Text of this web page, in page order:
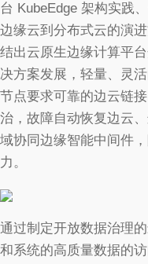
台 KubeEdge 架构实践
边缘云到分布式云的演
结出云原生边缘计算平
决方案发展，轻量、灵
节点要求可靠的边云链
治，故障自动恢复边云
域协同边缘智能中间件
力。
通过制定开放数据治理
和系统的高质量数据的